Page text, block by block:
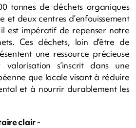
tonnes de déchets organiques
et deux centres d’enfouissement
est impératif de repenser notre
Ces déchets, loin d'être de
une ressource précieuse
s’inscrit dans une
que locale visant à réduire
et à nourrir durablement les
clair -